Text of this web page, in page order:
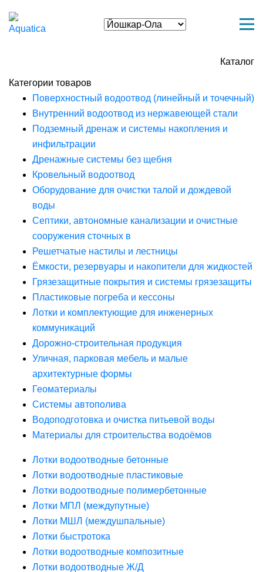
Каталог
Категории товаров
Поверхностный водоотвод (линейный и точечный)
Внутренний водоотвод из нержавеющей стали
Подземный дренаж и системы накопления и
инфильтрации
Дренажные системы без щебня
Кровельный водоотвод
Оборудование для очистки талой и дождевой
воды
Септики, автономные канализации и очистные
сооружения сточных в
Решетчатые настилы и лестницы
Ёмкости, резервуары и накопители для жидкостей
Грязезащитные покрытия и системы грязезащиты
Пластиковые погреба и кессоны
Лотки и комплектующие для инженерных
коммуникаций
Дорожно-строительная продукция
Уличная, парковая мебель и малые
архитектурные формы
Геоматериалы
Системы автополива
Водоподготовка и очистка питьевой воды
Материалы для строительства водоёмов
Лотки водоотводные бетонные
Лотки водоотводные пластиковые
Лотки водоотводные полимербетонные
Лотки МПЛ (междупутные)
Лотки МШЛ (междушпальные)
Лотки быстротока
Лотки водоотводные композитные
Лотки водоотводные Ж/Д